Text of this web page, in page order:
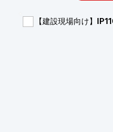
・完全ワイヤレスによる
【建設現場向け】